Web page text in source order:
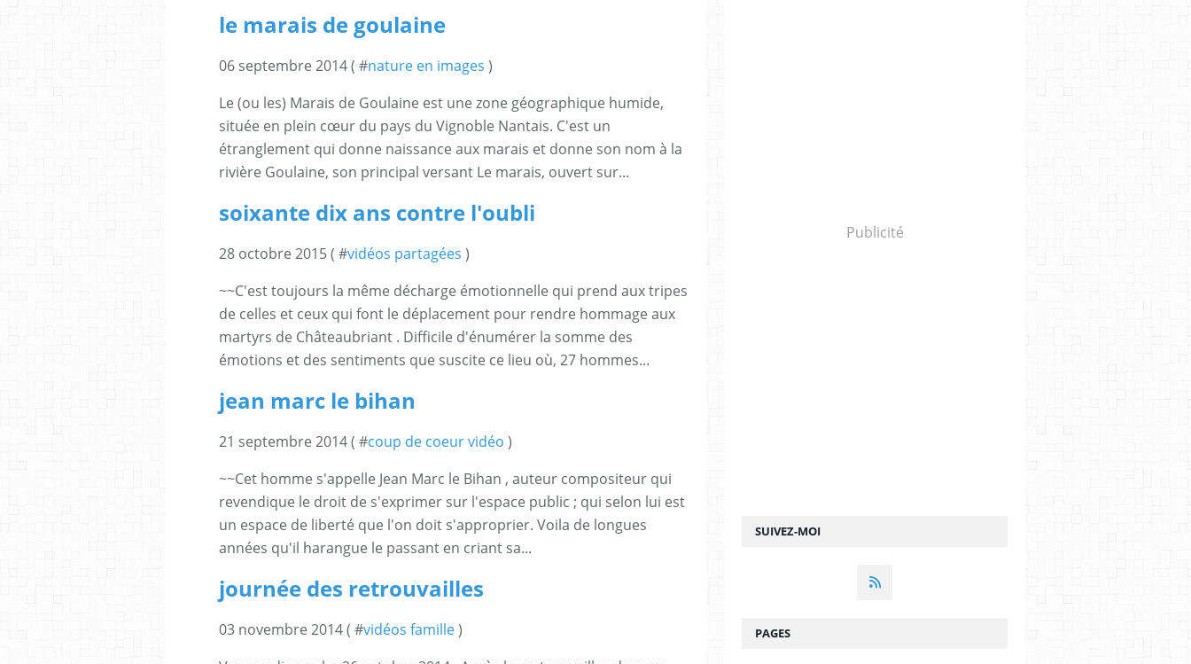
le marais de goulaine
06 septembre 2014 ( #nature en images )
Le (ou les) Marais de Goulaine est une zone géographique humide,
située en plein cœur du pays du Vignoble Nantais. C'est un
étranglement qui donne naissance aux marais et donne son nom à la
rivière Goulaine, son principal versant Le marais, ouvert sur...
soixante dix ans contre l'oubli
28 octobre 2015 ( #vidéos partagées )
~~C'est toujours la même décharge émotionnelle qui prend aux tripes
de celles et ceux qui font le déplacement pour rendre hommage aux
martyrs de Châteaubriant . Difficile d'énumérer la somme des
émotions et des sentiments que suscite ce lieu où, 27 hommes...
jean marc le bihan
21 septembre 2014 ( #coup de coeur vidéo )
~~Cet homme s'appelle Jean Marc le Bihan , auteur compositeur qui
revendique le droit de s'exprimer sur l'espace public ; qui selon lui est
un espace de liberté que l'on doit s'approprier. Voila de longues
années qu'il harangue le passant en criant sa...
journée des retrouvailles
03 novembre 2014 ( #vidéos famille)
SUIVEZ-MOI
Publicité
PAGES